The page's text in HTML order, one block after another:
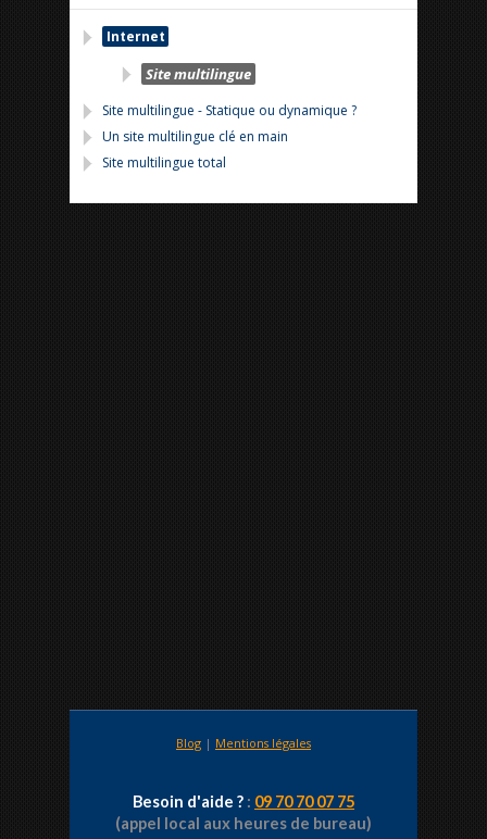
Internet
Site multilingue
Site multilingue - Statique ou dynamique ?
Un site multilingue clé en main
Site multilingue total
Blog | Mentions légales
Besoin d'aide ? : 09 70 70 07 75
(appel local aux heures de bureau)